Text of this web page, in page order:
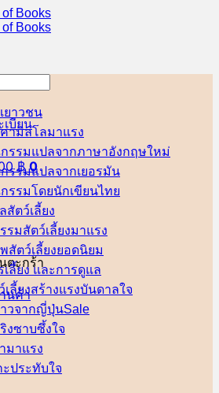
เบียน
฿ 0
ตะกร้า
นค้า
ยาวชน
ามิลโล
รรมแปลจากภาษาอังกฤษ
รรมแปลจากเยอรมัน
รรมโดยนักเขียนไทย
ตว์เลี้ยง
รมสัตว์เลี้ยง
สัตว์เลี้ยง
เลี้ยง และการดูแล
เลี้ยงสร้างแรงบันดาลใจ
าวจากญี่ปุ่น
ริงซาบซึ้งใจ
ประทับใจ